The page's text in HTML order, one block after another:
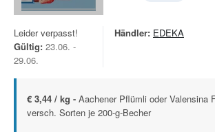
Leider verpasst!
Gültig: 23.06. -
29.06.
Händler: EDEKA
€ 3,44 / kg - Aachener Pflümli oder Valensina
versch. Sorten je 200-g-Becher